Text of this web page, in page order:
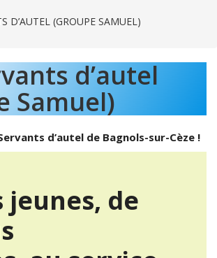
D’AUTEL (GROUPE SAMUEL)
d’autel
Samuel)
d’autel de Bagnols-sur-Cèze !
jeunes, de